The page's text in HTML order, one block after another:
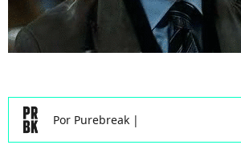
Por Purebreak |